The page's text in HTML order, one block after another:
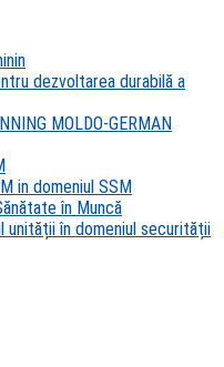
dezvoltarea durabilă a
MOLDO-GERMAN
in domeniul SSM
în Muncă
unității în domeniul securității